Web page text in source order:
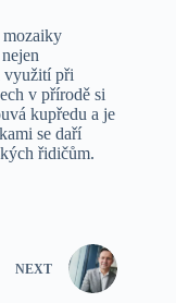
mozaiky
využití při
v přírodě si
kupředu a je
se daří
řidičům.
NEXT